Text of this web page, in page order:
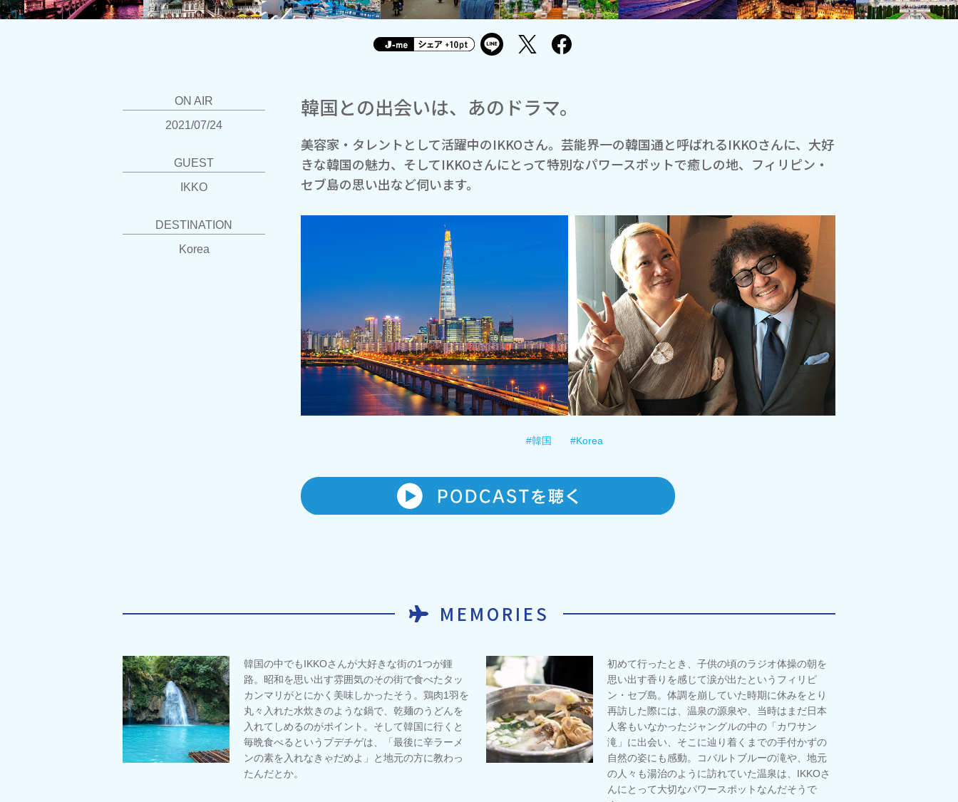
ON AIR
2021/07/24
GUEST
IKKO
DESTINATION
Korea
韓国との出会いは、あのドラマ。
美容家・タレントとして活躍中のIKKOさん。芸能界一の韓国通と呼ばれるIKKOさんに、大好
きな韓国の魅力、そしてIKKOさんにとって特別なパワースポットで癒しの地、フィリピン・
セブ島の思い出など伺います。
#韓国 #Korea
MEMORIES
韓国の中でもIKKOさんが大好きな街の1つが鍾
路。昭和を思い出す雰囲気のその街で食べたタッ
カンマリがとにかく美味しかったそう。鶏肉1羽を
丸々入れた水炊きのような鍋で、乾麺のうどんを
入れてしめるのがポイント。そして韓国に行くと
毎晩食べるというプデチゲは、「最後に辛ラーメ
ンの素を入れなきゃだめよ」と地元の方に教わっ
たんだとか。
初めて行ったとき、子供の頃のラジオ体操の朝を
思い出す香りを感じて涙が出たというフィリピ
ン・セブ島。体調を崩していた時期に休みをとり
再訪した際には、温泉の源泉や、当時はまだ日本
人客もいなかったジャングルの中の「カワサン
滝」に出会い、そこに辿り着くまでの手付かずの
自然の姿にも感動。コバルトブルーの滝や、地元
の人々も湯治のように訪れていた温泉は、IKKOさ
んにとって大切なパワースポットなんだそうで